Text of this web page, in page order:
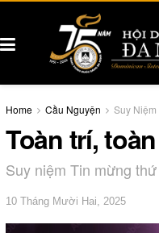
Home Cầu Nguyện Suy
Toàn trí,
Suy niệm Tin mừng
10 Tháng Mười Hai, 2025